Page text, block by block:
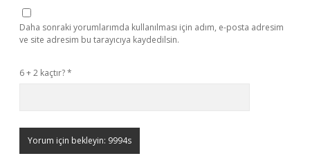
Daha sonraki yorumlarımda kullanılması için adım, e-posta adresim
ve site adresim bu tarayıcıya kaydedilsin.
6 + 2 kaçtır?*